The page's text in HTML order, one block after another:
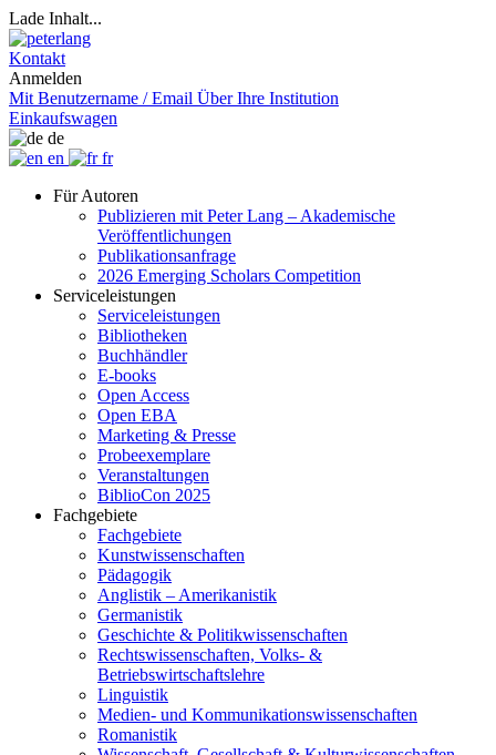
Lade Inhalt...
Kontakt
Anmelden
Mit Benutzername / Email Über Ihre Institution
Einkaufswagen
de
en
fr
Für Autoren
Publizieren mit Peter Lang – Akademische
Veröffentlichungen
Publikationsanfrage
2026 Emerging Scholars Competition
Serviceleistungen
Serviceleistungen
Bibliotheken
Buchhändler
E-books
Open Access
Open EBA
Marketing & Presse
Probeexemplare
Veranstaltungen
BiblioCon 2025
Fachgebiete
Fachgebiete
Kunstwissenschaften
Pädagogik
Anglistik – Amerikanistik
Germanistik
Geschichte & Politikwissenschaften
Rechtswissenschaften, Volks- &
Betriebswirtschaftslehre
Linguistik
Medien- und Kommunikationswissenschaften
Romanistik